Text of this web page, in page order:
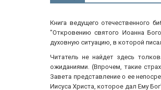
Книга ведущего отечественного
"Откровению святого Иоанна
духовную ситуацию, в которой
Читатель не найдет здесь
ожиданиями. (Впрочем, такие
Завета представление о ее
Иисуса Христа, которое дал Ему